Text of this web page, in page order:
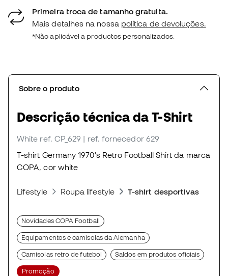
Primeira troca de tamanho gratuita.
Mais detalhes na nossa política de devoluções.
*Não aplicável a productos personalizados.
Sobre o produto
Descrição técnica da T-Shirt
White ref. CP_629 | ref. fornecedor 629
T-shirt Germany 1970's Retro Football Shirt da marca
COPA, cor white
Lifestyle Roupa lifestyle T-shirt desportivas
Novidades COPA Football
Equipamentos e camisolas da Alemanha
Camisolas retro de futebol Saldos em produtos oficiais
Promoção